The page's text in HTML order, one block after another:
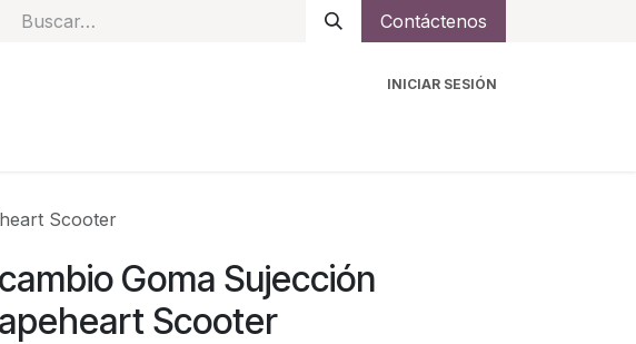
Contáctenos
INICIAR SESIÓN
Scooter
Goma Sujección
Scooter